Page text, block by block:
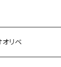
リベ